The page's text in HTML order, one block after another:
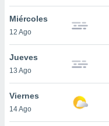
cookies
aceptar
Miércoles
12 Ago
Jueves
13 Ago
Viernes
14 Ago